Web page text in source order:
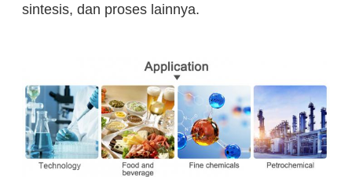
sintesis, dan proses lainnya.